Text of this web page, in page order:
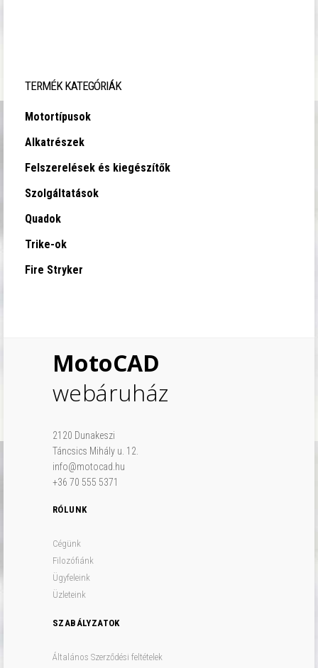
TERMÉK KATEGÓRIÁK
Motortípusok
Alkatrészek
Felszerelések és kiegészítők
Szolgáltatások
Quadok
Trike-ok
Fire Stryker
MotoCAD
webáruház
2120 Dunakeszi
Táncsics Mihály u. 12.
info@motocad.hu
+36 70 555 5371
RÓLUNK
Cégünk
Filozófiánk
Ügyfeleink
Üzleteink
SZABÁLYZATOK
Általános Szerződési feltételek